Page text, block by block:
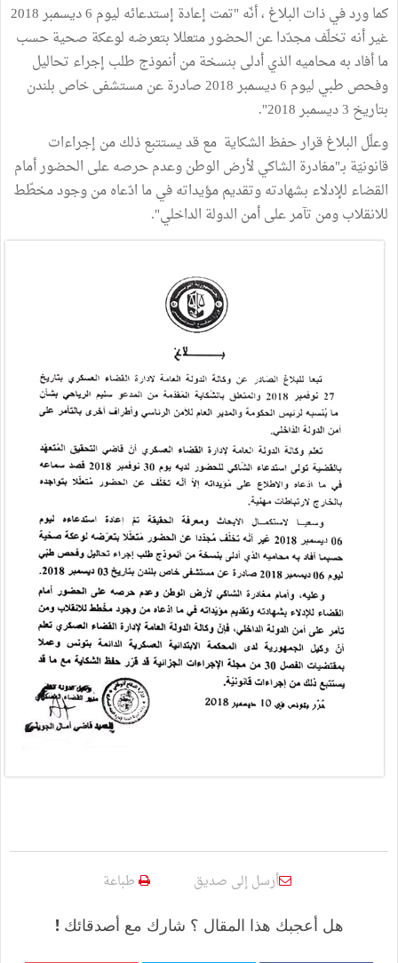
كما ورد في ذات البلاغ ، أنّه "تمت إعادة إستدعائه ليوم 6 ديسمبر 2018
غير أنه تخلّف مجدّدا عن الحضور متعللا بتعرضه لوعكة صحية حسب
ما أفاد به محاميه الذي أدلى بنسخة من أنموذج طلب إجراء تحاليل
وفحص طبي ليوم 6 ديسمبر 2018 صادرة عن مستشفى خاص بلندن
بتاريخ 3 ديسمبر 2018".
وعلّل البلاغ قرار حفظ الشكاية مع قد يستتبع ذلك من إجراءات
قانونيّة بـ"مغادرة الشاكي لأرض الوطن وعدم حرصه على الحضور أمام
القضاء للإدلاء بشهادته وتقديم مؤيداته في ما ادّعاه من وجود مخطّط
للانقلاب ومن تآمر على أمن الدولة الداخلي".
أرسل إلى صديق طباعة
هل أعجبك هذا المقال ؟ شارك مع أصدقائك !